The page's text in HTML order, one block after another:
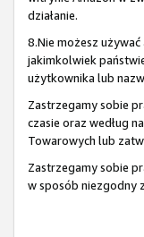
działanie.
8.Nie możesz
jakimkolwiek
użytkownika lub
Zastrzegamy sobie
czasie oraz według
Towarowych lub
Zastrzegamy sobie
w sposób niezgodny